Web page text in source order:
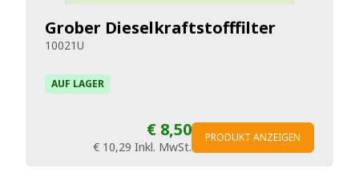
Grober Dieselkraftstofffilter
10021U
AUF LAGER
€ 8,50
€ 10,29 Inkl. MwSt.
PRODUKT ANZEIGEN